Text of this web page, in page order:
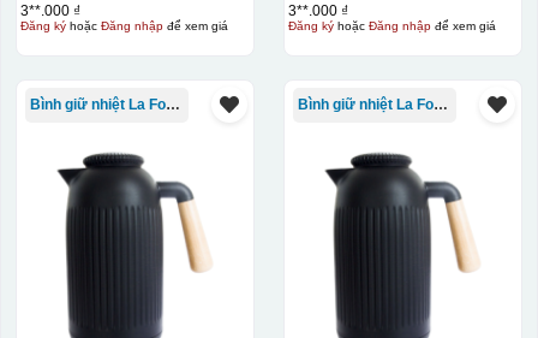
Kiểu in:
In UV
In UV trên quà tặng là kỹ thuật sử dụng mực đặc biệt
được chiếu tia cực tím để đóng rắn ngay sau khi in, cho
phép in được trên nhiều chất liệu như nhựa, kim loại,
thủy tinh với độ bền cao và màu sắc tươi sáng. Ưu điểm
của phương pháp này là khô nhanh, thân thiện môi
3**.000 ₫
Đăng kýhoặc Đăng nhậpđể xem giá
3**.000 ₫
Đăng kýhoặc Đăng nhậpđể xem giá
Bình giữ nhiệt La Fonte Bình giữ nhiệt La Fonte